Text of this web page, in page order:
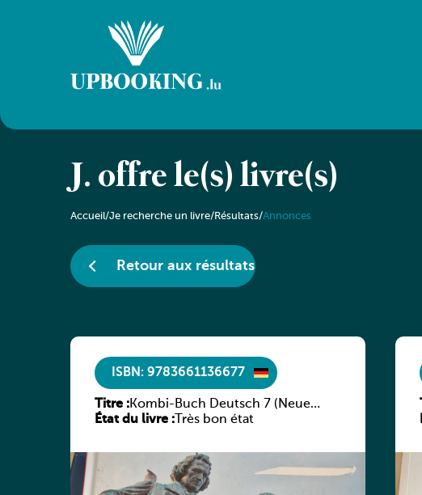
J. offre le(s) livre(s)
Accueil/Je recherche un livre/Résultats/Annonces
Retour aux résultats
ISBN: 9783661136677
Titre :Kombi-Buch Deutsch 7 (Neue
Ausgabe Luxemburg)
État du livre : Très bon état